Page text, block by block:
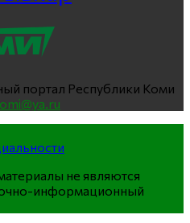
портал Республики Коми
не являются
информационный